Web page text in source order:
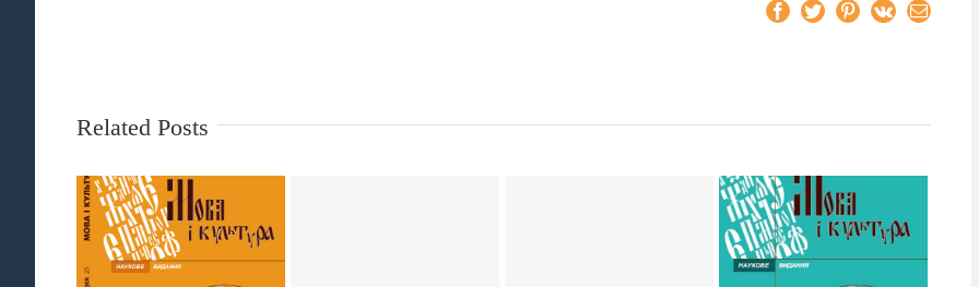
Facebook
TwitterPinterest
Vk Email
Related Posts